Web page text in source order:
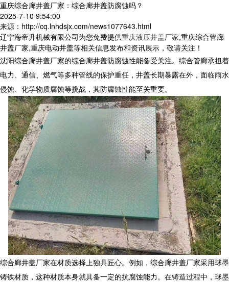
重庆综合廊井盖厂家：综合廊井盖防腐蚀吗？
2025-7-10 9:54:00
来源：http://cq.lnhdsjx.com/news1077643.html
辽宁海帝升机械有限公司为您免费提供重庆液压井盖厂家,重庆综合管廊
井盖厂家,重庆电动井盖等相关信息发布和资讯展示，敬请关注！
沈阳综合廊井盖厂家的综合廊井盖防腐蚀性能备受关注。综合管廊承担着
电力、通信、燃气等多种管线的保护重任，井盖长期暴露在外，面临雨水
侵蚀、化学物质腐蚀等挑战，其防腐蚀性能至关重要。
综合廊井盖厂家在材质选择上独具匠心。例如， 综合廊井盖厂家采用球墨
铸铁材质，这种材质本身就具备一定的抗腐蚀能力。在铸造过程中，球墨